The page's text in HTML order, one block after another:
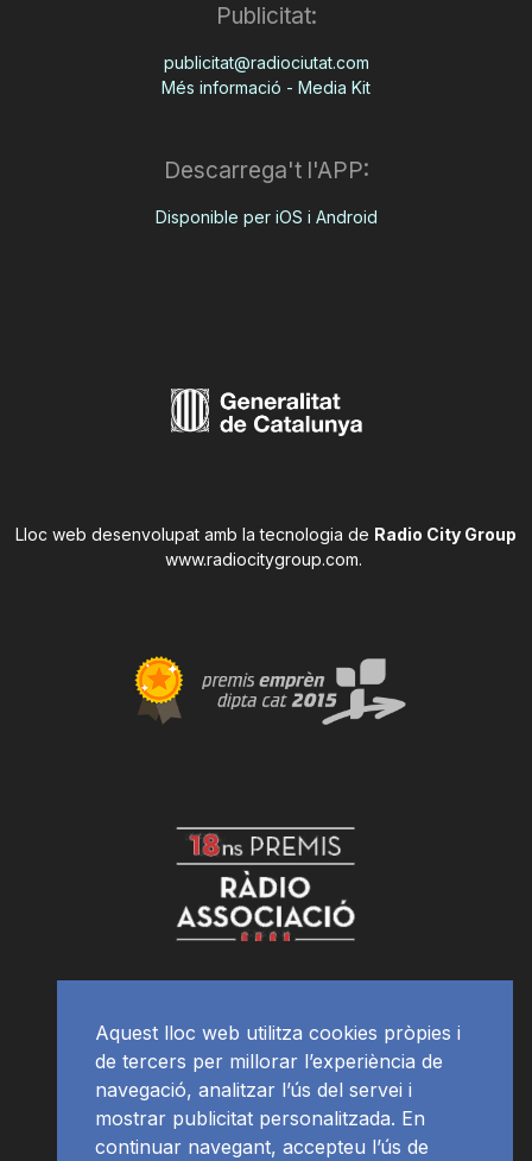
Publicitat:
publicitat@radiociutat.com
Més informació - Media Kit
Descarrega't l'APP:
Disponible per iOS i Android
Lloc web desenvolupat amb la tecnologia de Radio City Group
www.radiocitygroup.com.
Aquest lloc web utilitza cookies pròpies i
de tercers per millorar l’experiència de
navegació, analitzar l’ús del servei i
mostrar publicitat personalitzada. En
continuar navegant, accepteu l’ús de